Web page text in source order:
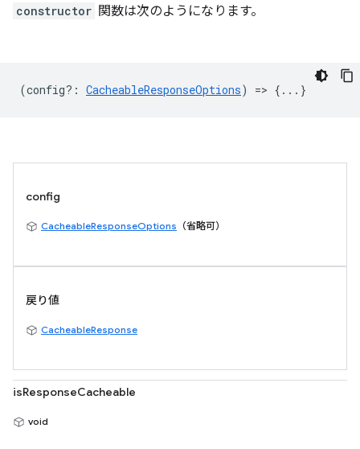
constructor 関数は次のようになります。
(config? : CacheableResponseOptions) => {...}
config
CacheableResponseOptions （省略可）
戻り値
CacheableResponse
isResponseCacheable
void